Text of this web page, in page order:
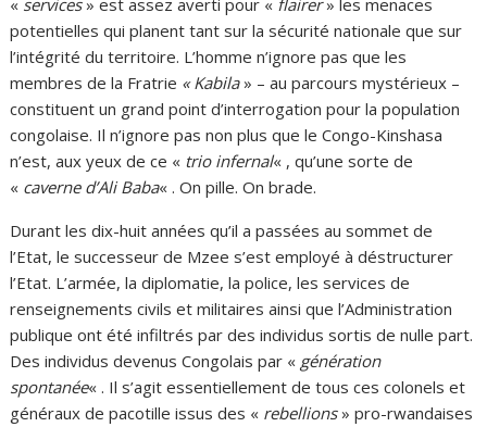
« services» est assez averti pour « flairer» les menaces
potentielles qui planent tant sur la sécurité nationale que sur
l’intégrité du territoire. L’homme n’ignore pas que les
membres de la Fratrie « Kabila» – au parcours mystérieux –
constituent un grand point d’interrogation pour la population
congolaise. Il n’ignore pas non plus que le Congo-Kinshasa
n’est, aux yeux de ce « trio infernal« , qu’une sorte de
« caverne d’Ali Baba« . On pille. On brade.
Durant les dix-huit années qu’il a passées au sommet de
l’Etat, le successeur de Mzee s’est employé à déstructurer
l’Etat. L’armée, la diplomatie, la police, les services de
renseignements civils et militaires ainsi que l’Administration
publique ont été infiltrés par des individus sortis de nulle part.
Des individus devenus Congolais par « génération
spontanée« . Il s’agit essentiellement de tous ces colonels et
généraux de pacotille issus des « rebellions» pro-rwandaises